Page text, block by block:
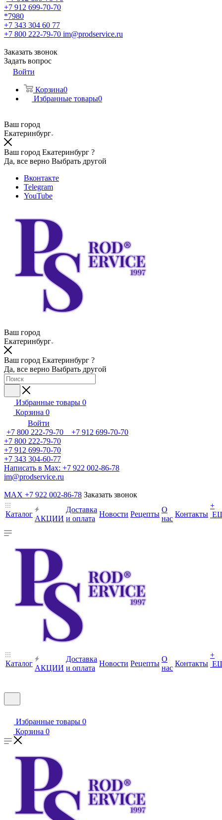
+7 912 699-70-70
*7980
+7 343 304 60 77
+7 800 222-79-70 im@prodservice.ru
Заказать звонок
Задать вопрос
Войти
Корзина0
Избранные товары0
Ваш город
Екатеринбург
Ваш город Екатеринбург ?
Да, все верно Выбрать другой
Вконтакте
Telegram
YouTube
Ваш город
Екатеринбург
Ваш город Екатеринбург ?
Да, все верно Выбрать другой
Избранные товары 0
Корзина 0
Войти
+7 800 222-79-70 +7 912 699-70-70
+7 800 222-79-70
+7 912 699-70-70
+7 343 304-60-77
Написать в Max: +7 922 002-86-78
im@prodservice.ru
MAX +7 922 002-86-78 Заказать звонок
Каталог
АКЦИИ
Доставка
и оплата
Новости Рецепты
О
нас
Контакты
+
Каталог
АКЦИИ
Доставка
и оплата
Новости Рецепты
О
нас
Контакты
+
Избранные товары 0
Корзина 0